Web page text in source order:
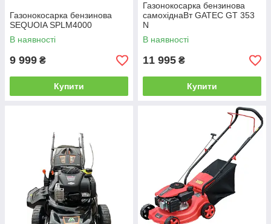
Газонокосарка бензинова
SEQUOIA SPLM4000
В наявності
9 999 ₴
Купити
Газонокосарка бензинова
самохіднаВт GATEC GT 353
N
В наявності
11 995 ₴
Купити